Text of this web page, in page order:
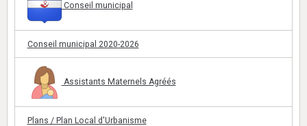
Conseil municipal
Conseil municipal 2020-2026
Assistants Maternels Agréés
Plans / Plan Local d'Urbanisme